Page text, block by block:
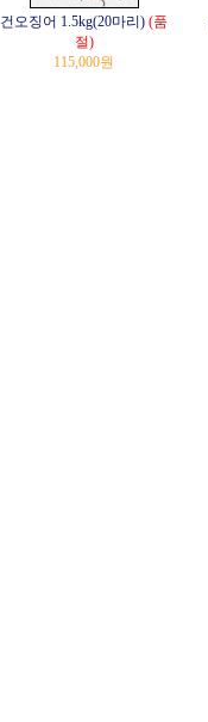
건오징어 1.5kg(20마리) (품
절)
115,000원